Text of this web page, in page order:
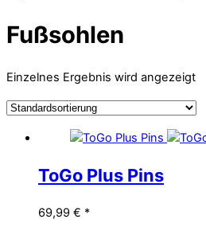
Fußsohlen
Einzelnes Ergebnis wird angezeigt
ToGo Plus Pins
69,99 € *